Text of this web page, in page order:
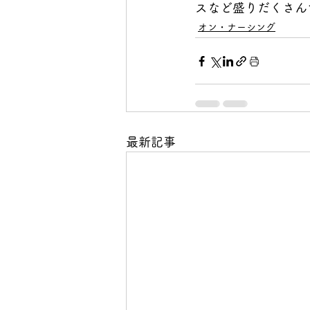
スなど盛りだくさ
オン・ナーシング
最新記事